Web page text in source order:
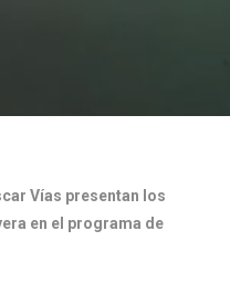
Vías presentan los
en el programa de